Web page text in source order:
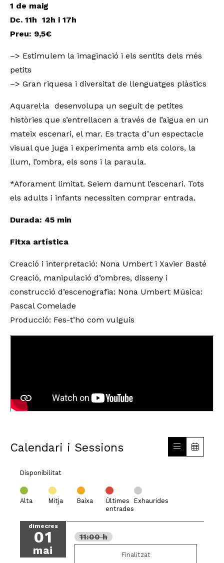
1 de maig
Dc. 11h 12h i 17h
Preu: 9,5€
–> Estimulem la imaginació i els sentits dels més
petits
–> Gran riquesa i diversitat de llenguatges plàstics
Aquarel·la desenvolupa un seguit de petites
històries que s’entrellacen a través de l’aigua en un
mateix escenari, el mar. Es tracta d’un espectacle
visual que juga i experimenta amb els colors, la
llum, l’ombra, els sons i la paraula.
*Aforament limitat. Seiem damunt l’escenari. Tots
els adults i infants necessiten comprar entrada.
Durada: 45 min
Fitxa artística
Creació i interpretació: Nona Umbert i Xavier Basté
Creació, manipulació d’ombres, disseny i
construcció d’escenografia: Nona Umbert Música:
Pascal Comelade
Producció: Fes-t’ho com vulguis
Calendari i Sessions
Disponibilitat
Alta Mitja Baixa
Últimes
entrades
Exhaurides
dimecres
01
mai
11:00 h
Finalitzat